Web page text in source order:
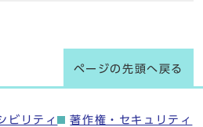
ページの先頭へ戻る
ビリティ
著作権・セキュリティ